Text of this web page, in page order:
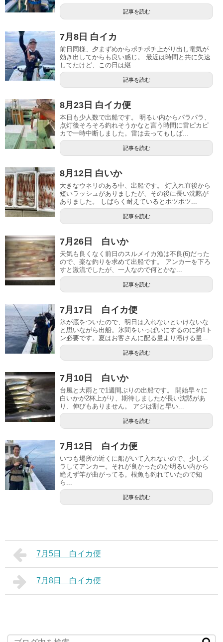
記事を読む
7月8日 白イカ
前日同様、夕まずめからポチポチ上がり出し電気が
効き出してからも良い感じ。 最近は時間と共に失速
してたけど、この日は継...
記事を読む
8月23日 白イカ便
本日も少人数で出船です。 明るい内からパラパラ、
点灯後そろそろ釣れそうかなと言う時間に雷ピカピ
カで一時中断しました。雷は去ってもしば...
記事を読む
8月12日 白いか
大きなウネリのある中、出船です。 灯入れ直後から
短いラッシュがありましたが、その後に長い沈黙が
ありました。 しばらく耐えているとポツポツ...
記事を読む
7月26日 白いか
天気も良くなく前日のスルメイカ漁は不良(6)だった
ので、楽な釣りを求めて出船です。 アンカーを下ろ
すと激流でしたが、一人なので何とかな...
記事を読む
7月17日 白イカ便
氷が底をついたので、明日は入れないといけないな
と思いながら出船。氷間をいっぱいにするのに約1ト
ン必要です。夏はお客さんに配る量より溶ける量...
記事を読む
7月10日 白いか
台風と大雨とで1週間ぶりの出船です。 開始早々に
白いかが2杯上がり、期待しましたが長い沈黙があ
り、伸びもありません。 アジは割と早い...
記事を読む
7月12日 白イカ便
いつも場所の近くに船がいて入れないので、少しズ
ラしてアンカー。それが良かったのか明るい内から
絶えず竿が曲がってる。根魚も釣れていたので知
ら...
記事を読む
7月5日 白イカ便
7月8日 白イカ便